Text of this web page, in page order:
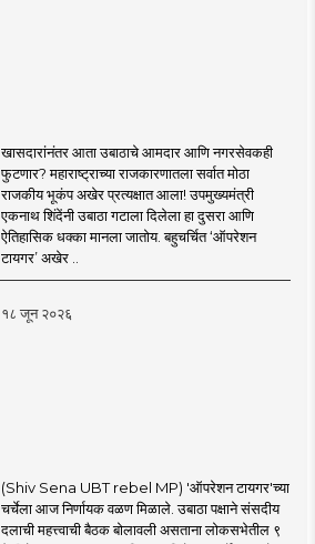
खासदारांनंतर आता उबाठाचे आमदार आणि नगरसेवकही
फुटणार? महाराष्ट्राच्या राजकारणातला सर्वात मोठा
राजकीय भूकंप अखेर प्रत्यक्षात आला! उपमुख्यमंत्री
एकनाथ शिंदेंनी उबाठा गटाला दिलेला हा दुसरा आणि
ऐतिहासिक धक्का मानला जातोय. बहुचर्चित ‘ऑपरेशन
टायगर’ अखेर ..
१८ जून २०२६
(Shiv Sena UBT rebel MP) 'ऑपरेशन टायगर'च्या
चर्चेला आज निर्णायक वळण मिळाले. उबाठा पक्षाने संसदीय
दलाची महत्त्वाची बैठक बोलावली असताना लोकसभेतील ९